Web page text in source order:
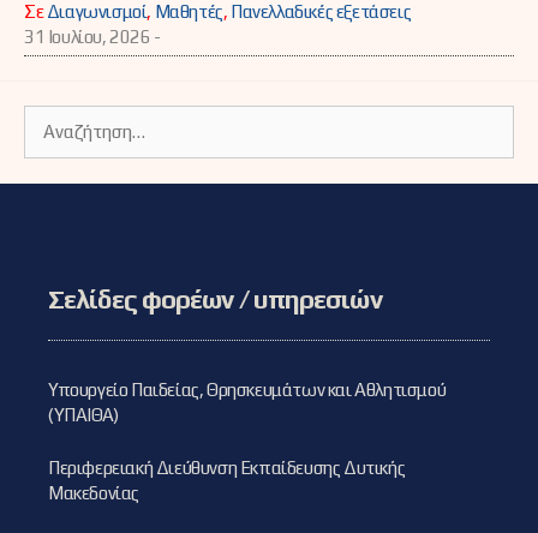
ΣεΔιαγωνισμοί, Μαθητές, Πανελλαδικές εξετάσεις
31 Ιουλίου, 2026 -
για:
Σελίδες φορέων / υπηρεσιών
Υπουργείο Παιδείας, Θρησκευμάτων και Αθλητισμού
(ΥΠΑΙΘΑ)
Περιφερειακή Διεύθυνση Εκπαίδευσης Δυτικής
Μακεδονίας